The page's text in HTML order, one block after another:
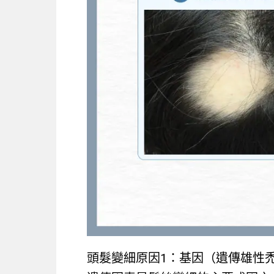
頭髮變細原因1：基因（遺傳雄性